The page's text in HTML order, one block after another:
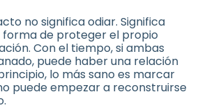
no significa odiar. Significa
forma de proteger el propio
Con el tiempo, si ambas
puede haber una relación
lo más sano es marcar
puede empezar a reconstruirse